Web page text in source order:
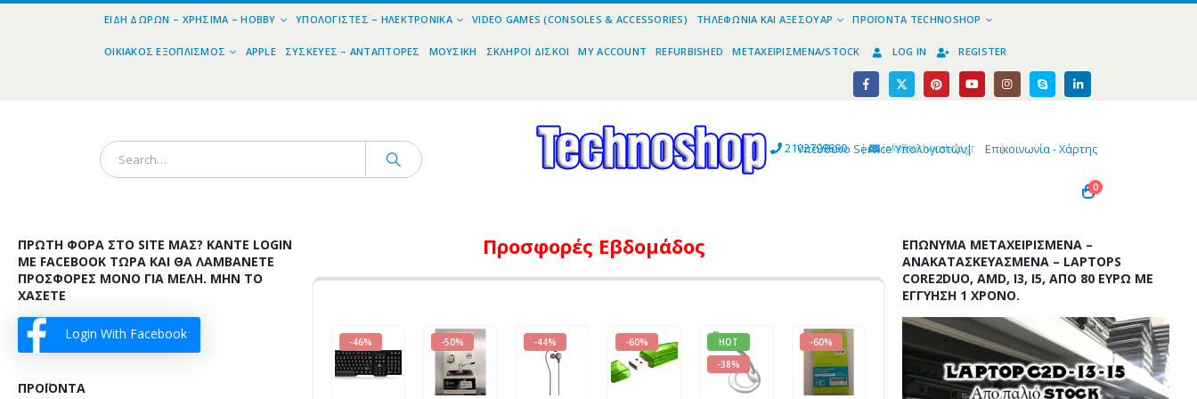
ΕΊΔΗ ΔΏΡΩΝ – ΧΡΉΣΙΜΑ – HOBBY ΥΠΟΛΟΓΙΣΤΈΣ – ΗΛΕΚΤΡΟΝΙΚΆ VIDEO GAMES (CONSOLES & ACCESSORIES) ΤΗΛΕΦΩΝΊΑ ΚΑΙ ΑΞΕΣΟΥΆΡ ΠΡΟΪΌΝΤΑ TECHNOSHOP
ΟΙΚΙΑΚΌΣ ΕΞΟΠΛΙΣΜΌΣ APPLE ΣΥΣΚΕΥΈΣ – ΑΝΤΆΠΤΟΡΕΣ ΜΟΥΣΙΚΉ ΣΚΛΗΡΟΊ ΔΊΣΚΟΙ MY ACCOUNT REFURBISHED ΜΕΤΑΧΕΙΡΙΣΜΈΝΑ/STOCK LOG IN REGISTER
2102799890 | info@technoshop,gr |
Υπεύθυνο Service Υπολογιστών| Επικοινωνία - Χάρτης
0
Προσφορές Εβδομάδος
-46% -50% -44% -60%
HOT
-38%
-60%
ΠΡΏΤΗ ΦΟΡΆ ΣΤΟ SITE ΜΑΣ? ΚΆΝΤΕ LOGIN
ΜΕ FACEBOOK ΤΏΡΑ ΚΑΙ ΘΑ ΛΑΜΒΆΝΕΤΕ
ΠΡΟΣΦΟΡΈΣ ΜΌΝΟ ΓΙΑ ΜΈΛΗ. ΜΗΝ ΤΟ
ΧΆΣΕΤΕ
Login With Facebook
ΠΡΟΪΌΝΤΑ
ΕΠΏΝΥΜΑ ΜΕΤΑΧΕΙΡΙΣΜΈΝΑ –
ΑΝΑΚΑΤΑΣΚΕΥΑΣΜΈΝΑ – LAPTOPS
CORE2DUO, AMD, I3, I5, ΑΠΌ 80 ΕΥΡΏ ΜΕ
ΕΓΓΎΗΣΗ 1 ΧΡΌΝΟ.